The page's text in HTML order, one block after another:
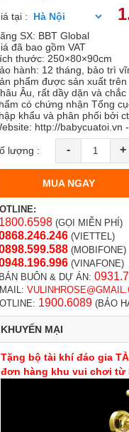
tại :
SX: BBT Global
đã bao gồm VAT
thước: 250×80×90cm
hành: 12 tháng, bảo trì
phẩm được sản xuất
Âu, rất dầy dặn và
có chứng nhận Tổng
khẩu và phân phối bởi
http://babycuatoi.vn
lượng : - +
MUA NGAY
1800.6598 (GỌI MIỄN PHÍ)
(VIETTEL)
8 (MOBIFONE)
(VINAFONE)
BUÔN & DỰ ÁN:
1900.6089 (BẢO
KHUYẾN MẠI
Tặng bộ tài khí đáo gia
đơn hàng khu vui chơi từ